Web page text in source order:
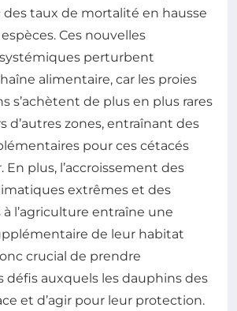
des taux de mortalité en hausse
Ces nouvelles
perturbent
alimentaire, car les proies
s’achètent de plus en plus rares
d’autres zones, entraînant des
pour ces cétacés
En plus, l’accroissement des
extrêmes et des
l’agriculture entraîne une
de leur habitat
crucial de prendre
défis auxquels les dauphins des
et d’agir pour leur protection.